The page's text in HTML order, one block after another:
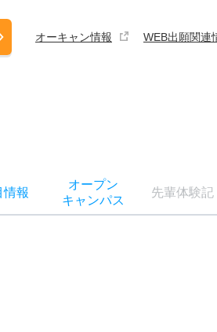
オーキャン情報 WEB出願関連
情報
オープン
キャンパス
先輩体験記